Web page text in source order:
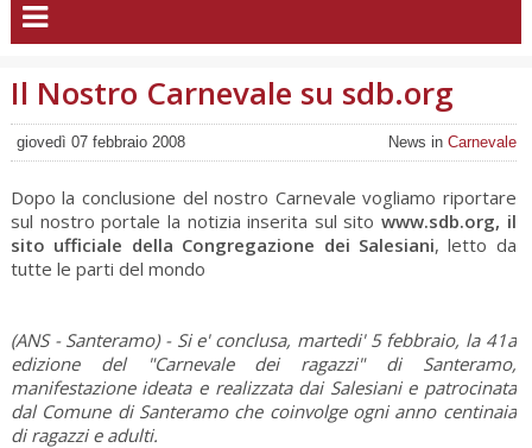
Il Nostro Carnevale su sdb.org
giovedì 07 febbraio 2008 News in Carnevale
Dopo la conclusione del nostro Carnevale vogliamo riportare
sul nostro portale la notizia inserita sul sitowww.sdb.org, il
sito ufficiale della Congregazione dei Salesiani, letto da
tutte le parti del mondo
(ANS - Santeramo) - Si e' conclusa, martedi' 5 febbraio, la 41a
edizione del "Carnevale dei ragazzi" di Santeramo,
manifestazione ideata e realizzata dai Salesiani e patrocinata
dal Comune di Santeramo che coinvolge ogni anno centinaia
di ragazzi e adulti.